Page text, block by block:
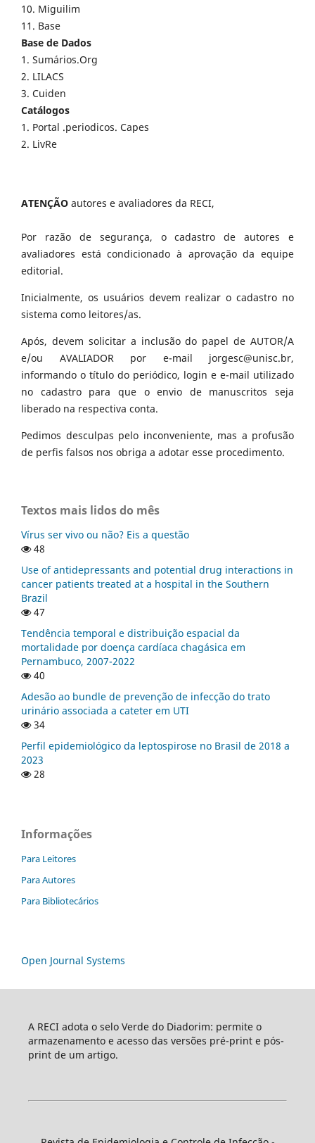
10. Miguilim
11. Base
Base de Dados
1. Sumários.Org
2. LILACS
3. Cuiden
Catálogos
1. Portal .periodicos. Capes
2. LivRe
ATENÇÃO autores e avaliadores da RECI,
Por razão de segurança, o cadastro de autores e
avaliadores está condicionado à aprovação da equipe
editorial.
Inicialmente, os usuários devem realizar o cadastro no
sistema como leitores/as.
Após, devem solicitar a inclusão do papel de AUTOR/A
e/ou AVALIADOR por e-mail jorgesc@unisc.br,
informando o título do periódico, login e e-mail utilizado
no cadastro para que o envio de manuscritos seja
liberado na respectiva conta.
Pedimos desculpas pelo inconveniente, mas a profusão
de perfis falsos nos obriga a adotar esse procedimento.
Textos mais lidos do mês
Vírus ser vivo ou não? Eis a questão
48
Use of antidepressants and potential drug interactions in
cancer patients treated at a hospital in the Southern
Brazil
47
Tendência temporal e distribuição espacial da
mortalidade por doença cardíaca chagásica em
Pernambuco, 2007-2022
40
Adesão ao bundle de prevenção de infecção do trato
urinário associada a cateter em UTI
34
Perfil epidemiológico da leptospirose no Brasil de 2018 a
2023
28
Informações
Para Leitores
Para Autores
Para Bibliotecários
Open Journal Systems
A RECI adota o selo Verde do Diadorim: permite o
armazenamento e acesso das versões pré-print e pós-
print de um artigo.